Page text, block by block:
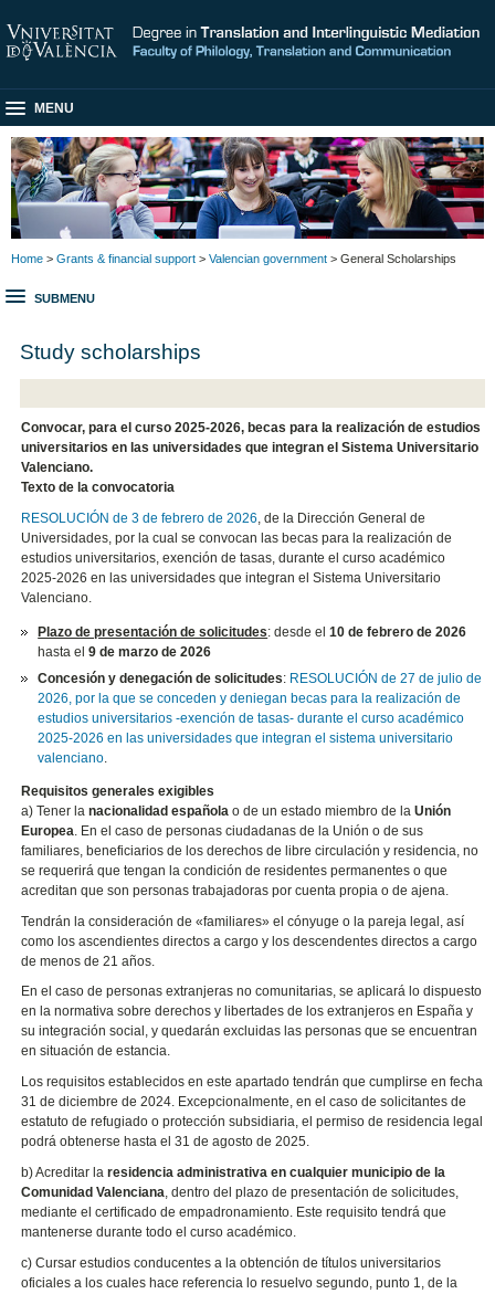
MENU
Home > Grants & financial support > Valencian government > General Scholarships
SUBMENU
Study scholarships
​Convocar, para el curso 2025-2026, becas para la realización de estudios
universitarios en las universidades que integran el Sistema Universitario
Valenciano.
Texto de la convocatoria
RESOLUCIÓN de 3 de febrero de 2026 , de la Dirección General de
Universidades, por la cual se convocan las becas para la realización de
estudios universitarios, exención de tasas, durante el curso académico
2025-2026 en las universidades que integran el Sistema Universitario
Valenciano.
Plazo de presentación de solicitudes: desde el10 de febrero de 2026
hasta el9 de marzo de 2026
Concesión y denegación de solicitudes: RESOLUCIÓN de 27 de julio de
2026, por la que se conceden y deniegan becas para la realización de
estudios universitarios -exención de tasas- durante el curso académico
2025-2026 en las universidades que integran el sistema universitario
valenciano
Requisitos generales exigibles
a) Tener lanacionalidad española o de un estado miembro de laUnión
Europea . En el caso de personas ciudadanas de la Unión o de sus
familiares, beneficiarios de los derechos de libre circulación y residencia, no
se requerirá que tengan la condición de residentes permanentes o que
acreditan que son personas trabajadoras por cuenta propia o de ajena.
Tendrán la consideración de «familiares» el cónyuge o la pareja legal, así
como los ascendientes directos a cargo y los descendentes directos a cargo
de menos de 21 años.
En el caso de personas extranjeras no comunitarias, se aplicará lo dispuesto
en la normativa sobre derechos y libertades de los extranjeros en España y
su integración social, y quedarán excluidas las personas que se encuentran
en situación de estancia.
Los requisitos establecidos en este apartado tendrán que cumplirse en fecha
31 de diciembre de 2024. Excepcionalmente, en el caso de solicitantes de
estatuto de refugiado o protección subsidiaria, el permiso de residencia legal
podrá obtenerse hasta el 31 de agosto de 2025.
b) Acreditar laresidencia administrativa en cualquier municipio de la
Comunidad Valenciana, dentro del plazo de presentación de solicitudes,
mediante el certificado de empadronamiento. Este requisito tendrá que
mantenerse durante todo el curso académico.
c) Cursar estudios conducentes a la obtención de títulos universitarios
oficiales a los cuales hace referencia lo resuelvo segundo, punto 1, de la